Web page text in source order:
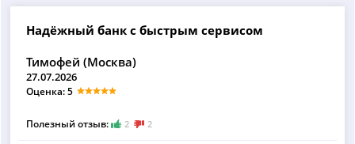
Надёжный банк с быстрым сервисом
Тимофей (Москва)
27.07.2026
Оценка: 5
Полезный отзыв: 2 2